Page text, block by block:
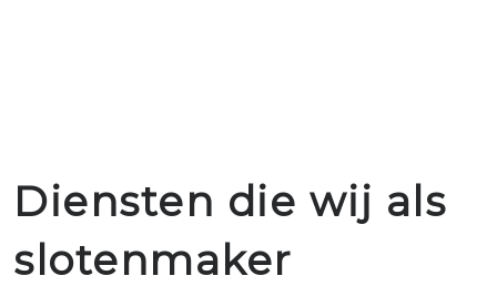
Diensten die wij als
slotenmaker